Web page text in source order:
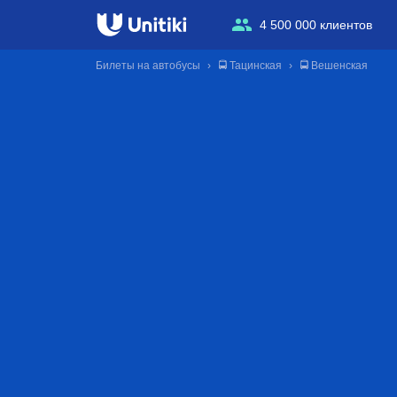
4 500 000 клиентов
Билеты на автобусы 🚍 Тацинская 🚍 Вешенская